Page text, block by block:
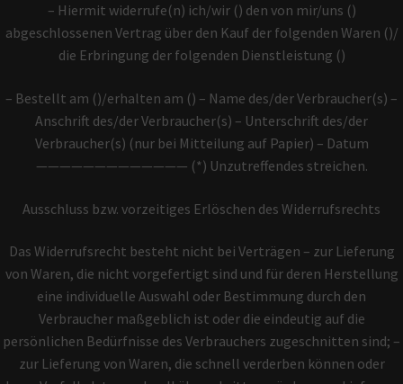
– Hiermit widerrufe(n) ich/wir () den von mir/uns ()
abgeschlossenen Vertrag über den Kauf der folgenden Waren ()/
die Erbringung der folgenden Dienstleistung ()
– Bestellt am ()/erhalten am () – Name des/der Verbraucher(s) –
Anschrift des/der Verbraucher(s) – Unterschrift des/der
Verbraucher(s) (nur bei Mitteilung auf Papier) – Datum
————————————— (*) Unzutreffendes streichen.
Ausschluss bzw. vorzeitiges Erlöschen des Widerrufsrechts
Das Widerrufsrecht besteht nicht bei Verträgen – zur Lieferung
von Waren, die nicht vorgefertigt sind und für deren Herstellung
eine individuelle Auswahl oder Bestimmung durch den
Verbraucher maßgeblich ist oder die eindeutig auf die
persönlichen Bedürfnisse des Verbrauchers zugeschnitten sind; –
zur Lieferung von Waren, die schnell verderben können oder